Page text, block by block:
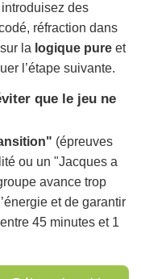
des
réfraction dans
la logique pure et
l’étape suivante.
que le jeu ne
(épreuves
ou un "Jacques a
avance trop
et de garantir
45 minutes et 1